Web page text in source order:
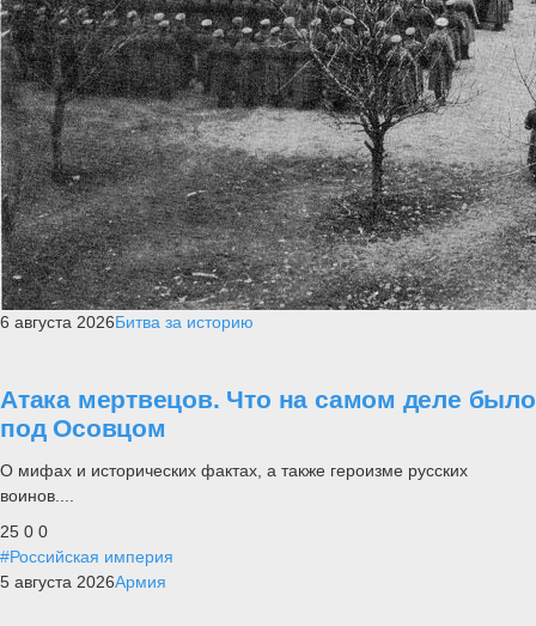
6 августа 2026Битва за историю
Атака мертвецов. Что на самом деле было
под Осовцом
О мифах и исторических фактах, а также героизме русских
воинов....
25 0 0
#Российская империя
5 августа 2026Армия